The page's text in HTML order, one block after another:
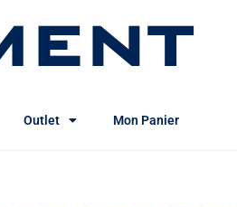
Outlet Mon Panier